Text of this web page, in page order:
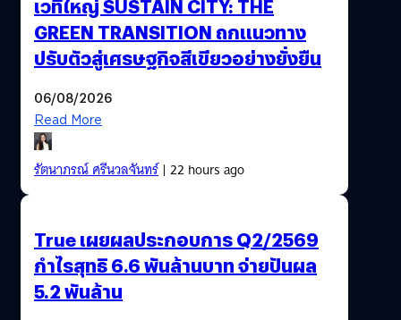
เวทีใหญ่ SUSTAIN CITY: THE
GREEN TRANSITION ถกแนวทาง
ปรับตัวสู่เศรษฐกิจสีเขียวอย่างยั่งยืน
06/08/2026
Read More
รัตนาภรณ์ ศรีนวลจันทร์| 22 hours ago
True เผยผลประกอบการ Q2/2569
กำไรสุทธิ 6.6 พันล้านบาท จ่ายปันผล
5.2 พันล้าน